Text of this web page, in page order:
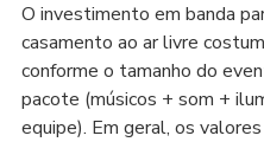
O investimento em banda
casamento ao ar livre
conforme o tamanho do
pacote (músicos + som +
equipe). Em geral, os